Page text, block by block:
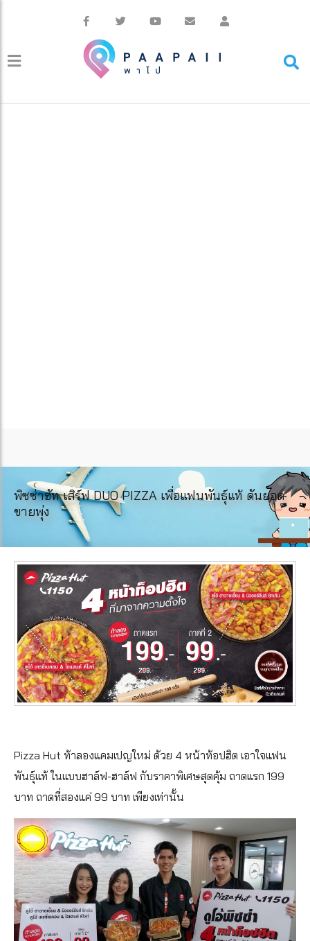
พิซซ่าฮัท เสิร์ฟ DUO PIZZA เพื่อแฟนพันธุ์แท้ ดันยอด
ขายพุ่ง
Pizza Hut ท้าลองแคมเปญใหม่ ด้วย 4 หน้าท้อปฮิต เอาใจแฟน
พันธุ์แท้ ในแบบฮาล์ฟ-ฮาล์ฟ กับราคาพิเศษสุดคุ้ม ถาดแรก 199
บาท ถาดที่สองแค่ 99 บาท เพียงเท่านั้น